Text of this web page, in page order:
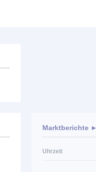
Marktberichte ►
Uhrzeit